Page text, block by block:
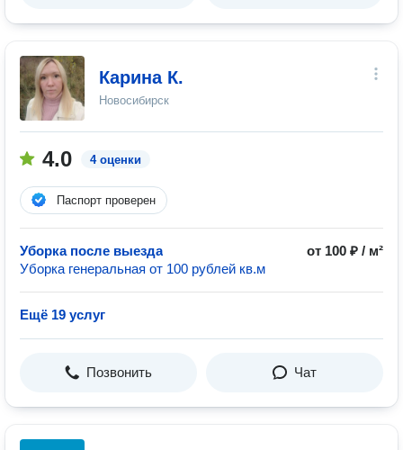
Карина К.
Новосибирск
4.0 4 оценки
Паспорт проверен
Уборка после выезда
от 100 ₽ / м²
Уборка генеральная от 100 рублей кв.м
Ещё 19 услуг
Позвонить Чат